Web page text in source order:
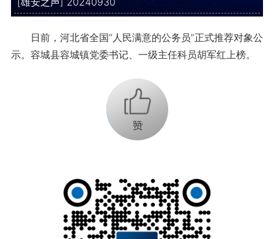
日前，河北省全国“人民满意的公务员”正式推荐对象公
示。容城县容城镇党委书记、一级主任科员胡军红上榜。
+1